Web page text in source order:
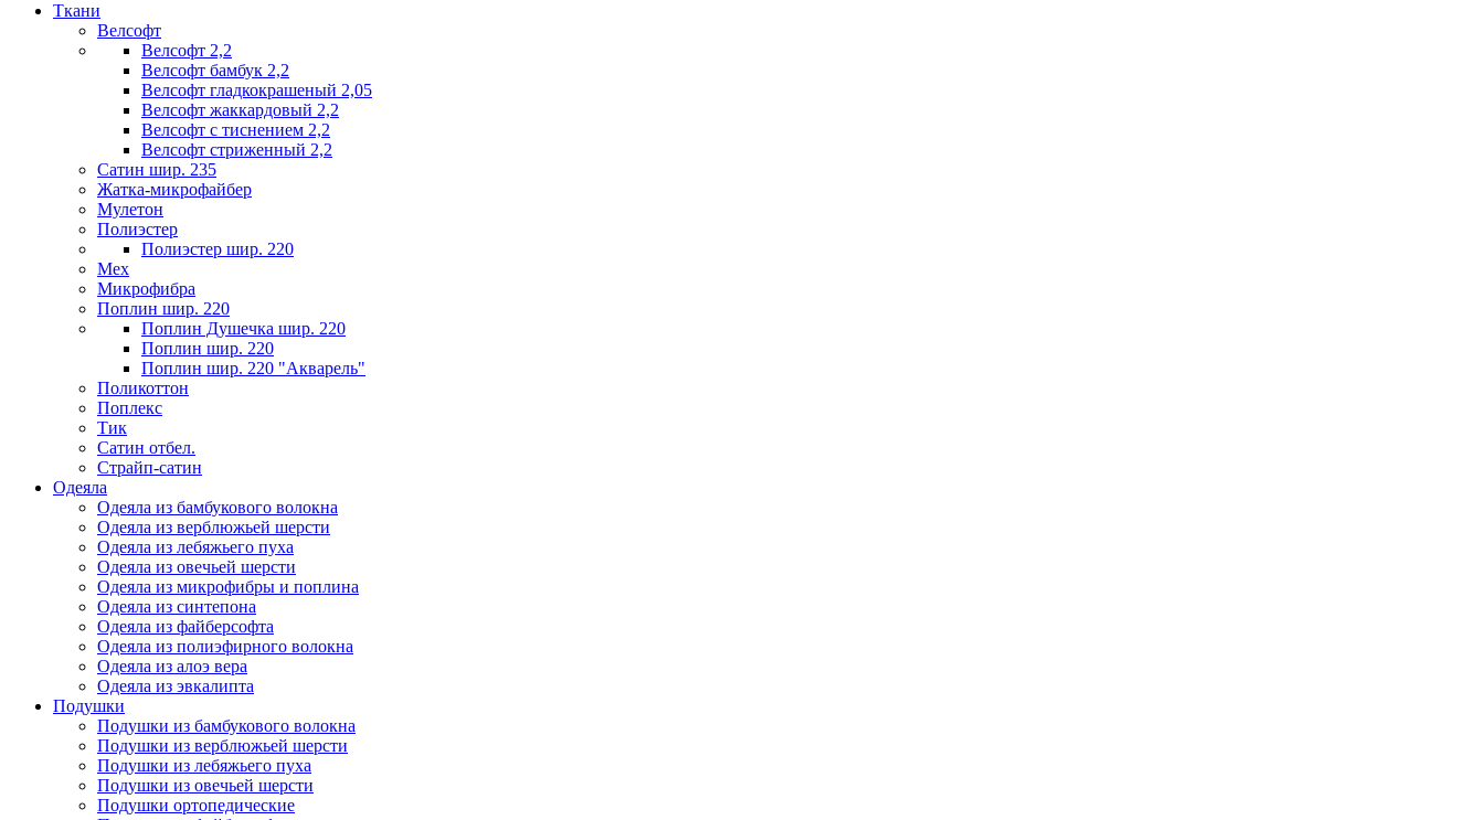
Ткани
Велсофт
Велсофт 2,2
Велсофт бамбук 2,2
Велсофт гладкокрашеный 2,05
Велсофт жаккардовый 2,2
Велсофт с тиснением 2,2
Велсофт стриженный 2,2
Сатин шир. 235
Жатка-микрофайбер
Мулетон
Полиэстер
Полиэстер шир. 220
Мех
Микрофибра
Поплин шир. 220
Поплин Душечка шир. 220
Поплин шир. 220
Поплин шир. 220 "Акварель"
Поликоттон
Поплекс
Тик
Сатин отбел.
Страйп-сатин
Одеяла
Одеяла из бамбукового волокна
Одеяла из верблюжьей шерсти
Одеяла из лебяжьего пуха
Одеяла из овечьей шерсти
Одеяла из микрофибры и поплина
Одеяла из синтепона
Одеяла из файберсофта
Одеяла из полиэфирного волокна
Одеяла из алоэ вера
Одеяла из эвкалипта
Подушки
Подушки из бамбукового волокна
Подушки из верблюжьей шерсти
Подушки из лебяжьего пуха
Подушки из овечьей шерсти
Подушки ортопедические